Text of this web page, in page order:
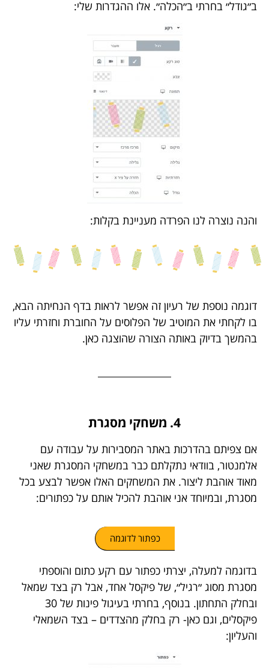
ב״גודל״ בחרתי ב״הכלה״. אלו ההגדרות שלי:
והנה נוצרה לנו הפרדה מעניינת בקלות:
דוגמה נוספת של רעיון זה אפשר לראותבדף הנחיתה הבא,
בו לקחתי את המוטיב של הפלוסים על החוברת וחזרתי עליו
בהמשך בדיוק באותה הצורה שהוצגה כאן.
אם צפיתם בהדרכות באתר המסבירות על עבודה עם
אלמנטור, בוודאי נתקלתם כבר במשחקי המסגרת שאני
מאוד אוהבת ליצור. את המשחקים האלו אפשר לבצע בכל
מסגרת, ובמיוחד אני אוהבת להכיל אותם על כפתורים:
כפתור לדוגמה
בדוגמה למעלה, יצרתי כפתור עם רקע כתום והוספתי
מסגרת מסוג ״רגיל״, של פיקסל אחד, אבל רק בצד שמאל
ובחלק התחתון. בנוסף, בחרתי בעיגול פינות של 30
פיקסלים, וגם כאן- רק בחלק מהצדדים – בצד השמאלי
והעליון: